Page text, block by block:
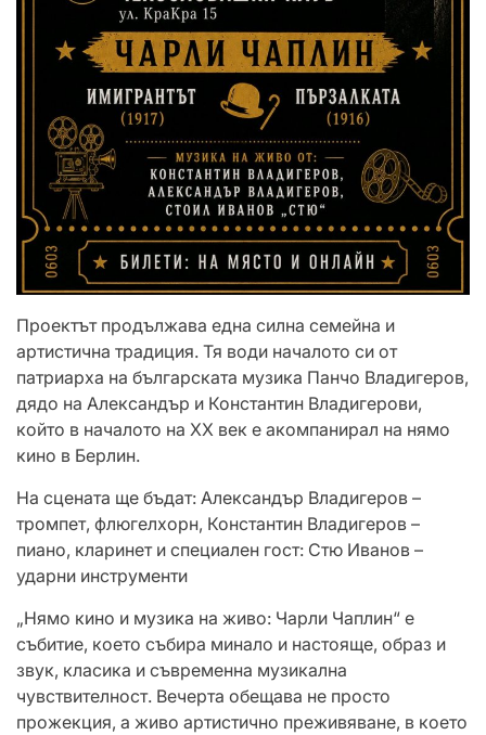
Проектът продължава една силна семейна и
артистична традиция. Тя води началото си от
патриарха на българската музика Панчо Владигеров,
дядо на Александър и Константин Владигерови,
който в началото на XX век е акомпанирал на нямо
кино в Берлин.
На сцената ще бъдат: Александър Владигеров –
тромпет, флюгелхорн, Константин Владигеров –
пиано, кларинет и специален гост: Стю Иванов –
ударни инструменти
„Нямо кино и музика на живо: Чарли Чаплин“ е
събитие, което събира минало и настояще, образ и
звук, класика и съвременна музикална
чувствителност. Вечерта обещава не просто
прожекция, а живо артистично преживяване, в което